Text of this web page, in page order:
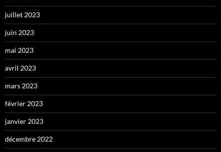
juillet 2023
juin 2023
mai 2023
avril 2023
mars 2023
février 2023
janvier 2023
décembre 2022